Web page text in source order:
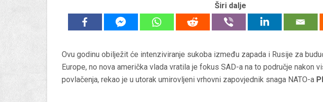
Širi dalje
Ovu godinu obilježit će intenziviranje sukoba između zapada i Rusije za
Europe, no nova američka vlada vratila je fokus SAD-a na to područje nakon
povlačenja, rekao je u utorak umirovljeni vrhovni zapovjednik snaga NATO-a